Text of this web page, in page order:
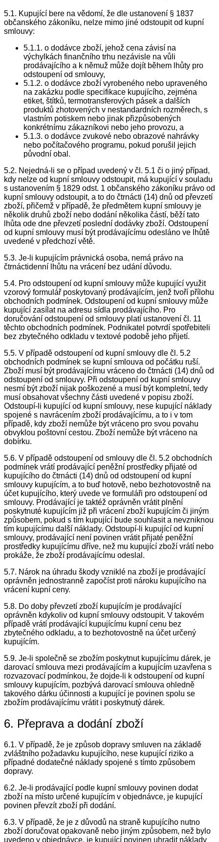
5.1. Kupující bere na vědomí, že dle ustanovení § 1837
občanského zákoníku, nelze mimo jiné odstoupit od kupní
smlouvy:
5.1.1. o dodávce zboží, jehož cena závisí na
výchylkách finančního trhu nezávisle na vůli
prodávajícího a k němuž může dojít během lhůty pro
odstoupení od smlouvy,
5.1.2. o dodávce zboží vyrobeného nebo upraveného
na zakázku podle specifikace kupujícího, zejména
etiket, štítků, termotransferových pásek a dalších
produktů zhotovených v nestandardních rozměrech, s
vlastním potiskem nebo jinak přizpůsobených
konkrétnímu zákazníkovi nebo jeho provozu, a
5.1.3. o dodávce zvukové nebo obrazové nahrávky
nebo počítačového programu, pokud porušil jejich
původní obal.
5.2. Nejedná-li se o případ uvedený v čl. 5.1 či o jiný případ,
kdy nelze od kupní smlouvy odstoupit, má kupující v souladu
s ustanovením § 1829 odst. 1 občanského zákoníku právo od
kupní smlouvy odstoupit, a to do čtrnácti (14) dnů od převzetí
zboží, přičemž v případě, že předmětem kupní smlouvy je
několik druhů zboží nebo dodání několika částí, běží tato
lhůta ode dne převzetí poslední dodávky zboží. Odstoupení
od kupní smlouvy musí být prodávajícímu odesláno ve lhůtě
uvedené v předchozí větě.
5.3. Je-li kupujícím právnická osoba, nemá právo na
čtrnáctidenní lhůtu na vrácení bez udání důvodu.
5.4. Pro odstoupení od kupní smlouvy může kupující využit
vzorový formulář poskytovaný prodávajícím, jenž tvoří přílohu
obchodních podmínek. Odstoupení od kupní smlouvy může
kupující zasílat na adresu sídla prodávajícího. Pro
doručování odstoupení od smlouvy platí ustanovení čl. 11
těchto obchodních podmínek. Podnikatel potvrdí spotřebiteli
bez zbytečného odkladu v textové podobě jeho přijetí.
5.5. V případě odstoupení od kupní smlouvy dle čl. 5.2
obchodních podmínek se kupní smlouva od počátku ruší.
Zboží musí být prodávajícímu vráceno do čtrnácti (14) dnů od
odstoupení od smlouvy. Při odstoupení od kupní smlouvy
nesmí být zboží nijak poškozené a musí být kompletní, tedy
musí obsahovat všechny části uvedené v popisu zboží.
Odstoupí-li kupující od kupní smlouvy, nese kupující náklady
spojené s navrácením zboží prodávajícímu, a to i v tom
případě, kdy zboží nemůže být vráceno pro svou povahu
obvyklou poštovní cestou. Zboží nemůže být vráceno na
dobírku.
5.6. V případě odstoupení od smlouvy dle čl. 5.2 obchodních
podmínek vrátí prodávající peněžní prostředky přijaté od
kupujícího do čtrnácti (14) dnů od odstoupení od kupní
smlouvy kupujícím, a to buď hotově, nebo bezhotovostně na
účet kupujícího, který uvede ve formuláři pro odstoupení od
smlouvy. Prodávající je taktéž oprávněn vrátit plnění
poskytnuté kupujícím již při vrácení zboží kupujícím či jiným
způsobem, pokud s tím kupující bude souhlasit a nevzniknou
tím kupujícímu další náklady. Odstoupí-li kupující od kupní
smlouvy, prodávající není povinen vrátit přijaté peněžní
prostředky kupujícímu dříve, než mu kupující zboží vrátí nebo
prokáže, že zboží prodávajícímu odeslal.
5.7. Nárok na úhradu škody vzniklé na zboží je prodávající
oprávněn jednostranně započíst proti nároku kupujícího na
vrácení kupní ceny.
5.8. Do doby převzetí zboží kupujícím je prodávající
oprávněn kdykoliv od kupní smlouvy odstoupit. V takovém
případě vrátí prodávající kupujícímu kupní cenu bez
zbytečného odkladu, a to bezhotovostně na účet určený
kupujícím.
5.9. Je-li společně se zbožím poskytnut kupujícímu dárek, je
darovací smlouva mezi prodávajícím a kupujícím uzavřena s
rozvazovací podmínkou, že dojde-li k odstoupení od kupní
smlouvy kupujícím, pozbývá darovací smlouva ohledně
takového dárku účinnosti a kupující je povinen spolu se
zbožím prodávajícímu vrátit i poskytnutý dárek.
6. Přeprava a dodání zboží
6.1. V případě, že je způsob dopravy smluven na základě
zvláštního požadavku kupujícího, nese kupující riziko a
případné dodatečné náklady spojené s tímto způsobem
dopravy.
6.2. Je-li prodávající podle kupní smlouvy povinen dodat
zboží na místo určené kupujícím v objednávce, je kupující
povinen převzít zboží při dodání.
6.3. V případě, že je z důvodů na straně kupujícího nutno
zboží doručovat opakovaně nebo jiným způsobem, než bylo
uvedeno v objednávce, je kupující povinen uhradit náklady